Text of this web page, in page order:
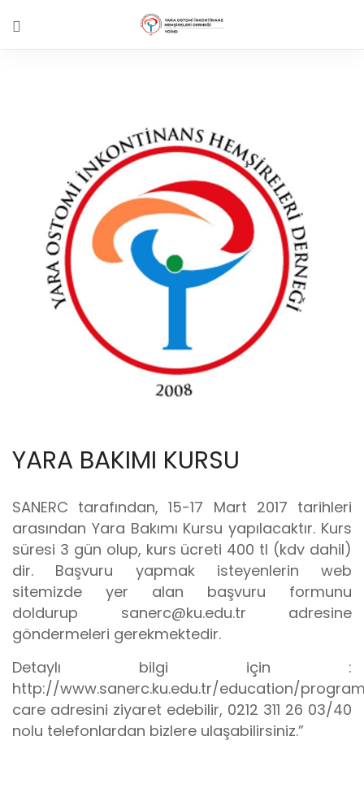
YARA BAKIMI KURSU
SANERC tarafından, 15-17 Mart 2017 tarihleri
arasından Yara Bakımı Kursu yapılacaktır. Kurs
süresi 3 gün olup, kurs ücreti 400 tl (kdv dahil)
dir. Başvuru yapmak isteyenlerin web
sitemizde yer alan başvuru formunu
doldurup sanerc@ku.edu.tr adresine
göndermeleri gerekmektedir.
Detaylı bilgi için :
http://www.sanerc.ku.edu.tr/education/
care adresini ziyaret edebilir, 0212 311 26 03/40
nolu telefonlardan bizlere ulaşabilirsiniz.”